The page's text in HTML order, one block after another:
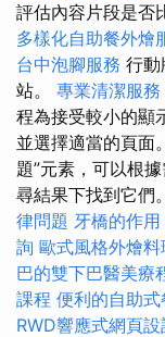
評估內容片段是否
多樣化自助餐外燴
台中泡腳服務 行動
站。 專業清潔服務
程為接受較小的顯
並選擇適當的頁面
題”元素，可以根
尋結果下找到它們
律問題 牙橋的作用
詢 歐式風格外燴料
巴的雙下巴醫美療
課程 便利的自助
RWD響應式網頁設